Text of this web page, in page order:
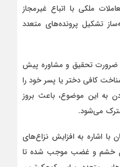
ملکی با اتباع غیرمجاز
تشکیل پرونده‌های متعدد
ضرورت تحقیق و مشاوره پیش
کافی دختر یا پسر خود را
به این موضوع، باعث بروز
می‌شود.
با اشاره به افزایش نزاع‌های
خشم و غضب موجب شده تا